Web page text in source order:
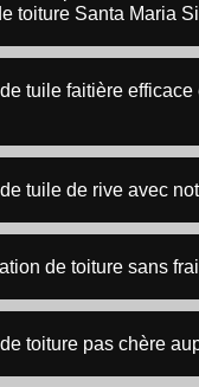
toiture Santa Maria
tuile faitière
tuile de rive avec
de toiture sans
toiture pas chère